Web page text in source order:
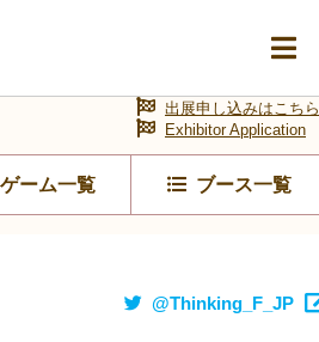
ゲーム一覧 ブース一覧
出展申し込みはこちら
Exhibitor Application
@Thinking_F_JP